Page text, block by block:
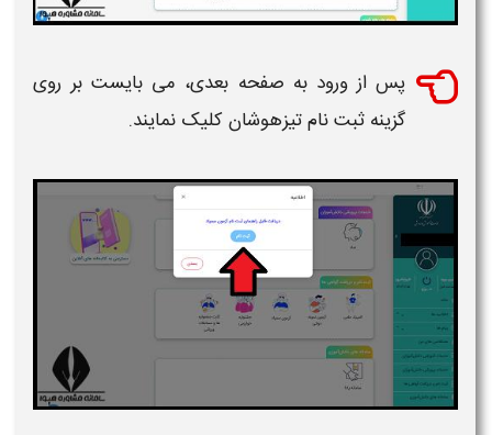
پس از ورود به صفحه بعدی، می بایست بر روی
گزینه ثبت نام تیزهوشان کلیک نمایند.